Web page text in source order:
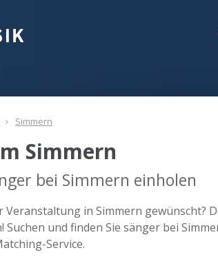
Simmern
Simmern
bei Simmern einholen
in Simmern gewünscht?
und finden Sie sänger bei
Service.